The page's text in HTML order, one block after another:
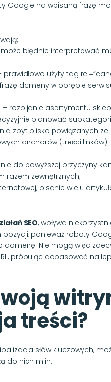
Google na wpisaną frazę
błędnie interpretować
użyty tag
domeny w obrębie
rozbijanie asortymentu
planować
zbyt blisko powiązanych
anchorów (treści linków)
do powyższej przyczyny
razem zewnętrznych;
pisanie wielu
SEO, wpływa
pozycji, ponieważ roboty
domenę. Nie mogą więc
próbując dopasować
treści?
słów kluczowych,
do nich m.in.: